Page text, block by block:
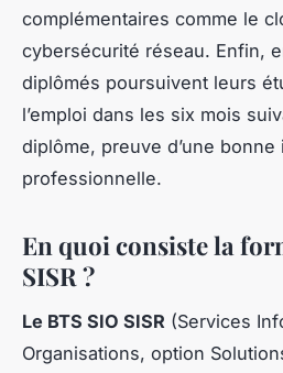
complémentaires comme le
cybersécurité réseau. Enfin,
diplômés poursuivent leurs
l’emploi dans les six mois
diplôme, preuve d’une bonne
professionnelle.
En quoi consiste la
SISR ?
Le BTS SIO SISR (Services
Organisations, option